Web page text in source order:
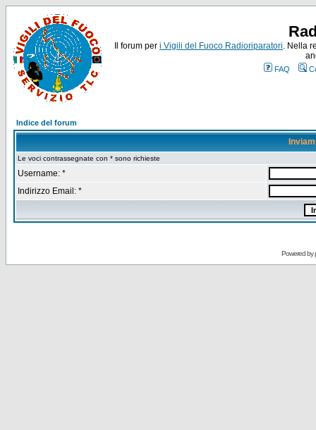
Il forum per i Vigili del Fuoco Radioriparatori. Nella
FAQ
Indice del forum
Le voci contrassegnate con * sono richieste
Username: *
Indirizzo Email: *
Powered by